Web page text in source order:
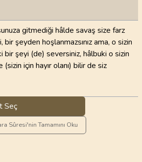
gitmediği hâlde savaş size farz
bir şeyden hoşlanmazsınız ama, o sizin
bir şeyi (de) seversiniz, hâlbuki o sizin
için hayır olanı) bilir de siz
Seç
Sûresi'nin Tamamını Oku